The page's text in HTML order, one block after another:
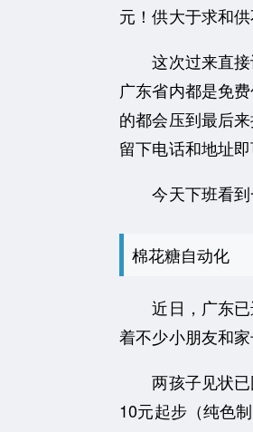
元！供大于求和
这次过来直接
广东省内都是免
的都会压到最后
留下电话和地址
今天下班看到
棉花糖自动化
近日，广东已
着不少小朋友和
两孩子见状已
10元起步（纯色